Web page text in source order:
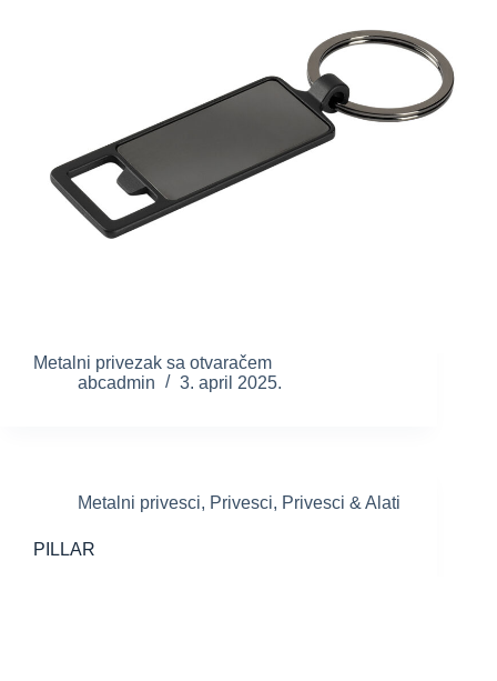
Metalni privezak sa otvaračem
abcadmin
3. april 2025.
Metalni privesci, Privesci, Privesci & Alati
PILLAR